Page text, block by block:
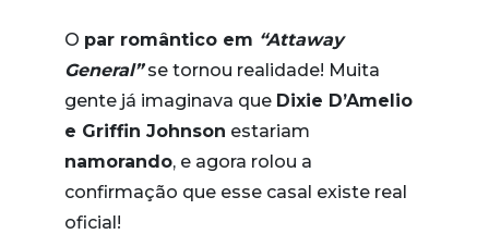
O par romântico em “Attaway
General” se tornou realidade! Muita
gente já imaginava que Dixie D’Amelio
e Griffin Johnson estariam
namorando, e agora rolou a
confirmação que esse casal existe real
oficial!